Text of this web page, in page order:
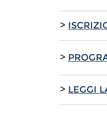
>
>
> LEGGI